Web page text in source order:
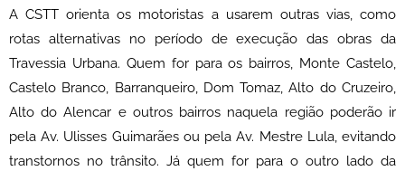
A CSTT orienta os motoristas a usarem outras vias, como
rotas alternativas no período de execução das obras da
Travessia Urbana. Quem for para os bairros, Monte Castelo,
Castelo Branco, Barranqueiro, Dom Tomaz, Alto do Cruzeiro,
Alto do Alencar e outros bairros naquela região poderão ir
pela Av. Ulisses Guimarães ou pela Av. Mestre Lula, evitando
transtornos no trânsito. Já quem for para o outro lado da